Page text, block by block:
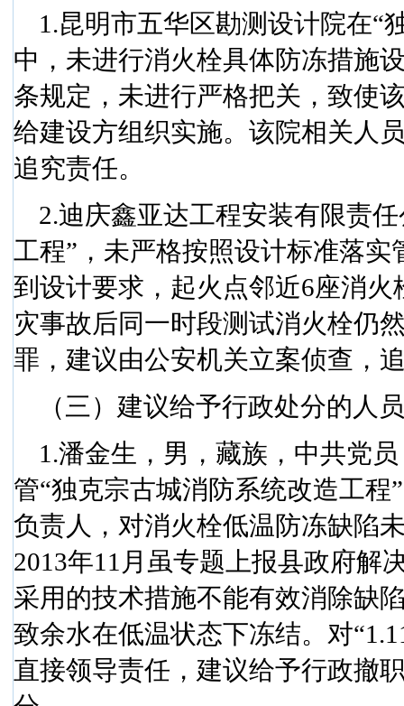
1.昆明市五华区勘测设计院在“
中，未进行消火栓具体防冻措施
条规定，未进行严格把关，致使
给建设方组织实施。该院相关人
追究责任。
2.迪庆鑫亚达工程安装有限责
工程”，未严格按照设计标准落
到设计要求，起火点邻近6座消火
灾事故后同一时段测试消火栓仍
罪，建议由公安机关立案侦查，
（三）建议给予行政处分的人员
1.潘金生，男，藏族，中共党
管“独克宗古城消防系统改造工
负责人，对消火栓低温防冻缺陷
2013年11 月虽专题上报县政府解
采用的技术措施不能有效消除缺
致余水在低温状态下冻结。对“
直接领导责任，建议给予行政撤